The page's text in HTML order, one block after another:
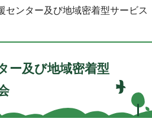
センター及び地域密着型サービス
ー及び地域密着型